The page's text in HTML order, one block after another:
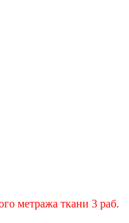
метража ткани 3 раб.